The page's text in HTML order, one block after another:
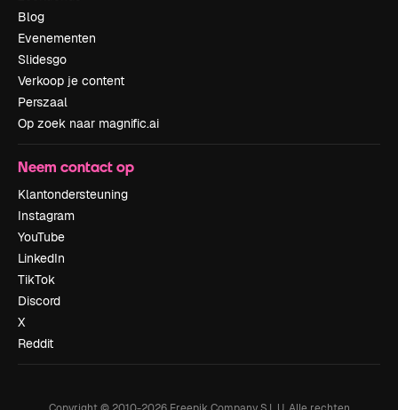
Blog
Evenementen
Slidesgo
Verkoop je content
Perszaal
Op zoek naar magnific.ai
Neem contact op
Klantondersteuning
Instagram
YouTube
LinkedIn
TikTok
Discord
X
Reddit